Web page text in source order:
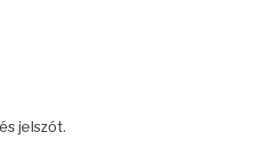
jelszót.